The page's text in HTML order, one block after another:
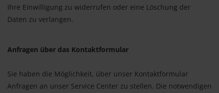
Ihre Einwilligung zu widerrufen oder eine Löschung der
Daten zu verlangen.
Anfragen über das Kontaktformular
Sie haben die Möglichkeit, über unser Kontaktformular
Anfragen an unser Service Center zu stellen. Die notwendigen